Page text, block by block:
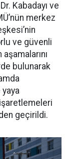
Kabadayı ve
merkez
ve güvenli
bulunarak
yaya
geçirildi.